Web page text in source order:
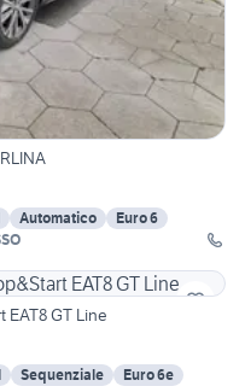
Automatico
Euro 6
EAT8 GT Line
Sequenziale
Euro 6e